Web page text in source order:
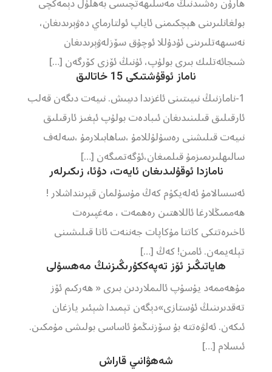
بولغانلىرىنى ھېچكىمنى ئاياپ ئولتارماي دەۋېرىدىغان،
نەسىھەتلىرىنى ئۇدۇللا ئوچۇق سۆزلەۋېرىدىغان
شىجائەتلىك بىرى بولۇپ، ئۇنىڭ ئۆزى كۆرگەن […]
ناماز ئوقۇشتىكى 15 خاتالىق
1-نامازنىڭ نىيىتىنى ئاغزىدا دىيىش. نىيەت دىگەن قەلب
ئارقىلىق قىلىنىدىغان ئىبادەت بولۇپ ئېغىز ئارقىلىق
نىيەت قىلىشنى رەسۇلۇللامۇ ،ساھابىلارمۇ ،سەلەف
سالىھلىرىمىزمۇ قىلمىغان،ئۈگەتمىگەن […]
نامازدا ئوقۇلىدىغان ئايەت، دۇئا، زىكىرلەر
ئەسسالامۇ ئەلەيكۈم كەڭ مۇسۇلمان قېرىنداشلار !
ھەممىڭلارغا ئاللاھتىن رەھمەت ، مەغپىرەت
ئاخىرەتتكى كاتتا مۇكاپات جەننەت ئاتا قىلىشىنى
تېلەيمەن. ئامىن! كەڭ […]
ھاياتىڭىز ئۆز تەپەككۇرىڭىزنىڭ مەھسۇلى
مۇھەممەد يۈسۈپ ئالىملاردىن بىرى « ھەركىم ئۆز
تەقدىرىنىڭ ئۇستازى»دېگەن تېمىدا شېئىر يازغان
ئىكەن. ئەلۋەتتە بۇ سۆزنىڭمۇ ئاساسى بولىشى مۇمكىن.
ئىسلام […]
شەھۋانىي قاراش